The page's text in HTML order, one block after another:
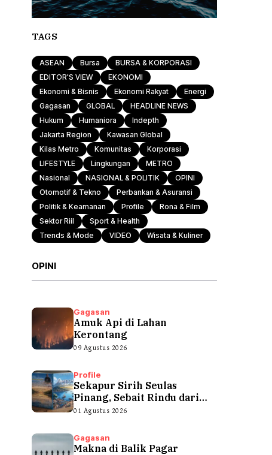
TAGS
ASEAN Bursa
BURSA & KORPORASI
EDITOR'S VIEW
EKONOMI
Ekonomi & Bisnis
Ekonomi Rakyat
Energi
Gagasan
GLOBAL
HEADLINE NEWS
Hukum
Humaniora
Indepth
Jakarta Region
Kawasan Global
Kilas Metro
Komunitas
Korporasi
LIFESTYLE
Lingkungan
METRO
Nasional
NASIONAL & POLITIK
OPINI
Otomotif & Tekno
Perbankan & Asuransi
Politik & Keamanan
Profile
Rona & Film
Sektor Riil
Sport & Health
Trends & Mode
VIDEO Wisata & Kuliner
OPINI
Gagasan
Amuk Api di Lahan
Kerontang
09 Agustus 2026
Profile
Sekapur Sirih Seulas
Pinang, Sebait Rindu dari
Tepian Teluk
01 Agustus 2026
Gagasan
Makna di Balik Pagar